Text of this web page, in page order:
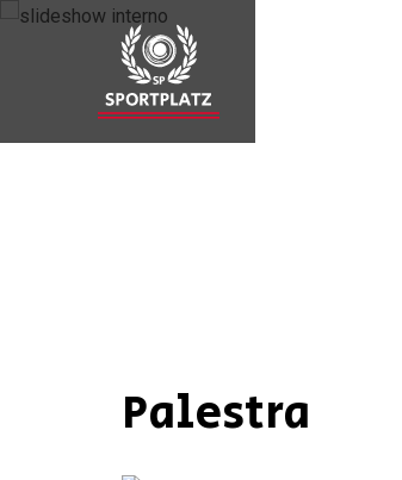
Palestra